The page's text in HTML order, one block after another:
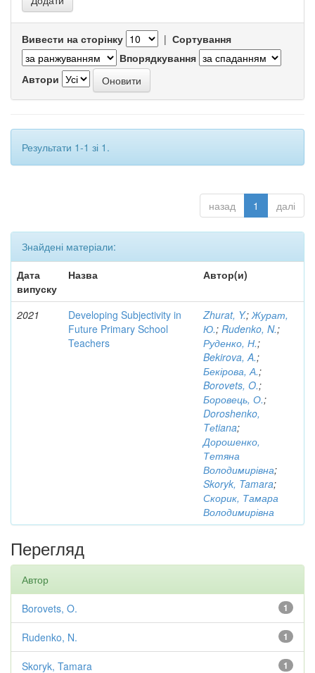
Вивести на сторінку | Сортування
Впорядкування
Автори
Результати 1-1 зі 1.
назад 1 далі
Знайдені матеріали:
Дата
випуску
Назва Автор(и)
2021
Developing Subjectivity in
Future Primary School
Teachers
Zhurat, Y.;Журат,
Ю.; Rudenko, N.;
Руденко, Н.;
Bekirova, A.;
Бекірова, А.;
Borovets, O.;
Боровець, О.;
Doroshenko,
Tеtiana;
Дорошенко,
Тетяна
Володимирівна;
Skoryk, Tamara;
Скорик, Тамара
Володимирівна
Перегляд
Автор
1
Borovets, O.
1
Rudenko, N.
1
Skoryk, Tamara